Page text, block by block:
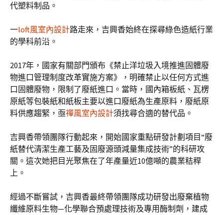
代塑料制品。
一loft風室內設計路走來，吉興香始終在探尋綠色造紙行業
的學科前沿。
2017年，國家有關部門頒布《禁止洋垃圾入境推進固體廢
物進口管理制度改革實施方案》，明確禁止以任何方式進
口固體廢物，限制了廢紙進口。當時，國內箱板紙、瓦楞
原紙等包裝紙和紙板主要以進口廢紙為生產原料，廢紙原
料供應趨緊，亟禪風室內設計須找尋合適的替代品。
吉興香帶領團隊行動起來，開始國家重點研發計劃項目“廢
紙替代清潔生產工藝及固廢源頭減量集成技術”的科研攻
關。這次她把目光聚焦在了年產量近10億噸的農業秸稈
上。
經過不斷嘗試，吉興香最終帶領團隊成功研發出廢棄植物
纖維原料生物—化學聯合預處理技術及專用酶制劑，建成